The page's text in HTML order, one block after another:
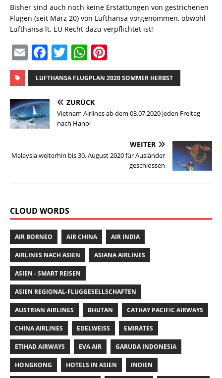
Bisher sind auch noch keine Erstattungen von gestrichenen
Flügen (seit März 20) von Lufthansa vorgenommen, obwohl
Lufthansa lt. EU Recht dazu verpflichtet ist!
E
m
ai
l
F
a
c
e
b
o
o
k
T
w
it
te
r
W
h
at
s
A
p
n
te
st
LUFTHANSA FLUGPLAN 2020 SOMMER HERBST
ZURÜCK
Vietnam Airlines ab dem 03.07.2020 jeden Freitag
nach Hanoi
WEITER
Malaysia weiterhin bis 30. August 2020 für Ausländer
geschlossen
CLOUD WORDS
AIR BORNEO AIR CHINA AIR INDIA
AIRLINES NACH ASIEN ASIANA AIRLINES
ASIEN - SMART REISEN
ASIEN REGIONAL-FLUGGESELLSCHAFTEN
AUSTRIAN AIRLINES BHUTAN CATHAY PACIFIC AIRWAYS
CHINA AIRLINES EDELWEISS EMIRATES
ETIHAD AIRWAYS EVA AIR GARUDA INDONESIA
HONGKONG HOTELS IN ASIEN INDIEN